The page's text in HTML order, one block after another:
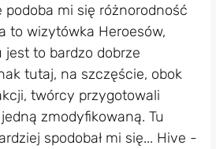
podoba mi się różnorodność
to wizytówka Heroesów,
to bardzo dobrze
tutaj, na szczęście, obok
twórcy przygotowali
zmodyfikowaną. Tu
spodobał mi się... Hive -